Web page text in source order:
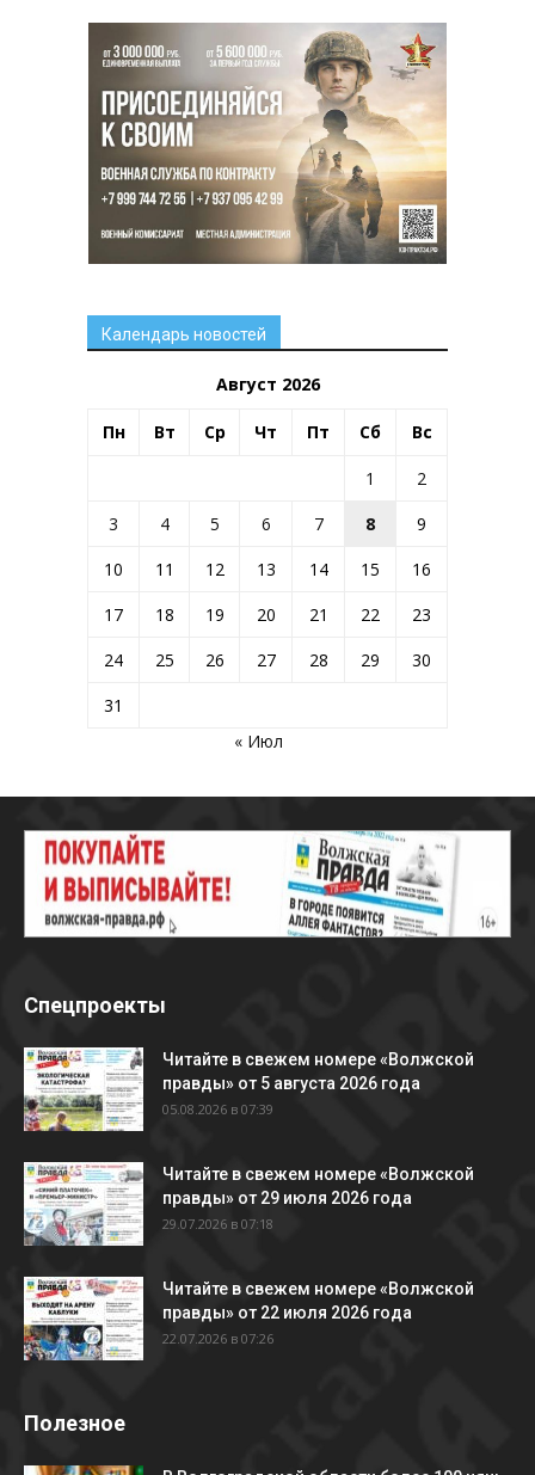
Календарь новостей
Август 2026
Пн Вт Ср Чт Пт Сб Вс
1
2
3
4 5 6 7 8
9
10
11 12 13 14 15
16
17
18 19 20 21 22
23
24
25 26 27 28 29
30
31
« Июл
Спецпроекты
Читайте в свежем номере «Волжской
правды» от 5 августа 2026 года
05.08.2026 в 07:39
Читайте в свежем номере «Волжской
правды» от 29 июля 2026 года
29.07.2026 в 07:18
Читайте в свежем номере «Волжской
правды» от 22 июля 2026 года
22.07.2026 в 07:26
Полезное